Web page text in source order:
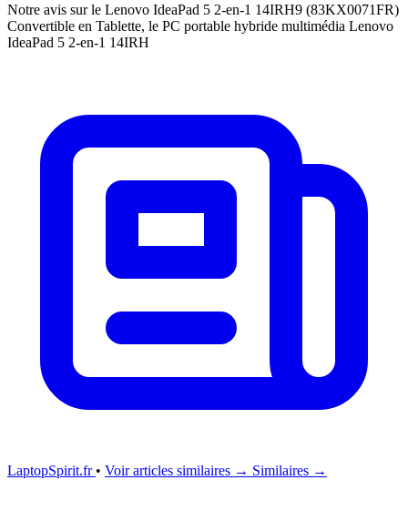
Notre avis sur le Lenovo IdeaPad 5 2-en-1 14IRH9 (83KX0071FR)
Convertible en Tablette, le PC portable hybride multimédia Lenovo
IdeaPad 5 2-en-1 14IRH
LaptopSpirit.fr • Voir articles similaires → Similaires →